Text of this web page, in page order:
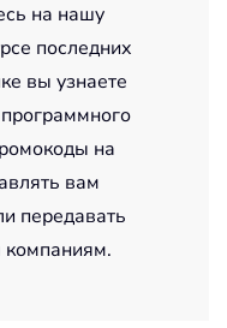
на нашу
последних
вы узнаете
на
вам
передавать